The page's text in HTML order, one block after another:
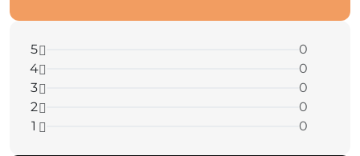
5
0
4
0
3
0
2
0
1
0